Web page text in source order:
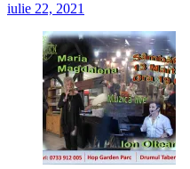
iulie 22, 2021